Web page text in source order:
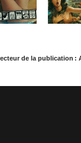
de la publication